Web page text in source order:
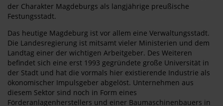
der Charakter Magdeburgs als langjährige preußische
Festungsstadt.
Das heutige Magdeburg ist vor allem eine Verwaltungsstadt.
Die Landesregierung ist mitsamt vieler Ministerien und dem
Landtag einer der wichtigen Arbeitgeber. Des Weiteren
befindet sich eine erst 1993 gegründete große Universität in
der Stadt und hat die vormals hier existierende Industrie als
ökonomischer Impulsgeber abgelöst. Unternehmen aus
diesem Sektor sind noch in Form eines
Förderanlagenherstellers und einer Baumaschinenbauers in